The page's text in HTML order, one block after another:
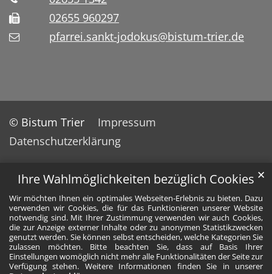
Ihre Wahlmöglichkeiten bezüglich Cookies
Wir möchten Ihnen ein optimales Webseiten-Erlebnis zu bieten. Dazu
verwenden wir Cookies, die für das Funktionieren unserer Website
notwendig sind. Mit Ihrer Zustimmung verwenden wir auch Cookies,
die zur Anzeige externer Inhalte oder zu anonymen Statistikzwecken
genutzt werden. Sie können selbst entscheiden, welche Kategorien Sie
zulassen möchten. Bitte beachten Sie, dass auf Basis Ihrer
Einstellungen womöglich nicht mehr alle Funktionalitäten der Seite zur
Verfügung stehen. Weitere Informationen finden Sie in unserer
✕
02655 960297
pfarrei.sankt-jodokus@bistum-trier.de
© Bistum Trier
Impressum
Datenschutzerklärung